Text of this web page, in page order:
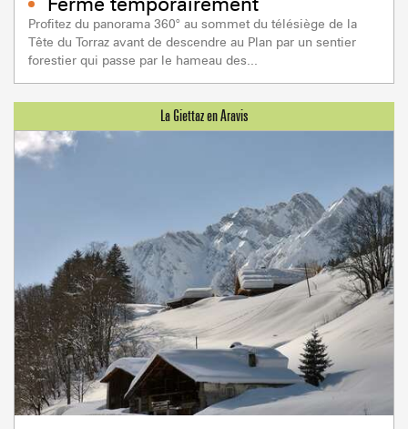
Profitez du panorama 360° au sommet du télésiège de la
Tête du Torraz avant de descendre au Plan par un sentier
forestier qui passe par le hameau des...